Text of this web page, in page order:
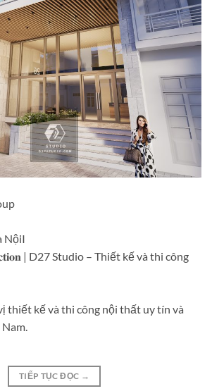
NộiI
| D27 Studio – Thiết kế và thi công
thiết kế và thi công nội thất uy tín và
TIẾP TỤC ĐỌC →